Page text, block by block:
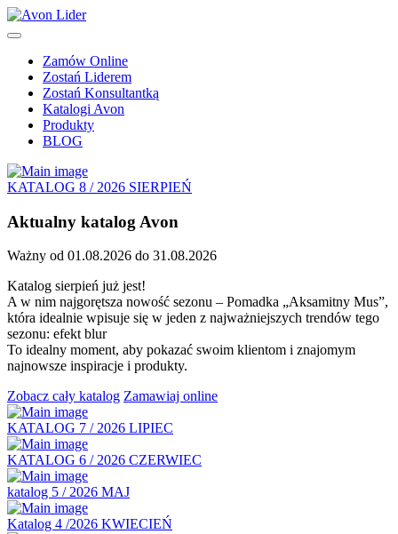
Zamów Online
Zostań Liderem
Zostań Konsultantką
Katalogi Avon
Produkty
BLOG
KATALOG 8 / 2026 SIERPIEŃ
Aktualny katalog Avon
Ważny od 01.08.2026 do 31.08.2026
Katalog sierpień już jest!
A w nim najgorętsza nowość sezonu – Pomadka „Aksamitny Mus”,
która idealnie wpisuje się w jeden z najważniejszych trendów tego
sezonu: efekt blur
To idealny moment, aby pokazać swoim klientom i znajomym
najnowsze inspiracje i produkty.
Zobacz cały katalog Zamawiaj online
KATALOG 7 / 2026 LIPIEC
KATALOG 6 / 2026 CZERWIEC
katalog 5 / 2026 MAJ
Katalog 4 /2026 KWIECIEŃ